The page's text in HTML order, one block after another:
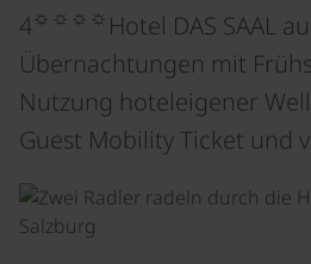
4 ☼☼☼☼ Hotel DAS SAAL
Übernachtungen mit
Nutzung hoteleigener
Guest Mobility Ticket und